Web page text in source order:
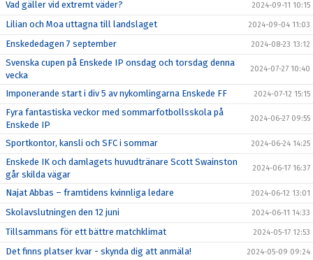
Vad gäller vid extremt väder? 2024-09-11 10:15
Lilian och Moa uttagna till landslaget 2024-09-04 11:03
Enskededagen 7 september 2024-08-23 13:12
Svenska cupen på Enskede IP onsdag och torsdag denna
vecka
2024-07-27 10:40
Imponerande start i div 5 av nykomlingarna Enskede FF 2024-07-12 15:15
Fyra fantastiska veckor med sommarfotbollsskola på
Enskede IP
2024-06-27 09:55
Sportkontor, kansli och SFC i sommar 2024-06-24 14:25
Enskede IK och damlagets huvudtränare Scott Swainston
går skilda vägar
2024-06-17 16:37
Najat Abbas – framtidens kvinnliga ledare 2024-06-12 13:01
Skolavslutningen den 12 juni 2024-06-11 14:33
Tillsammans för ett bättre matchklimat 2024-05-17 12:53
Det finns platser kvar - skynda dig att anmäla! 2024-05-09 09:24